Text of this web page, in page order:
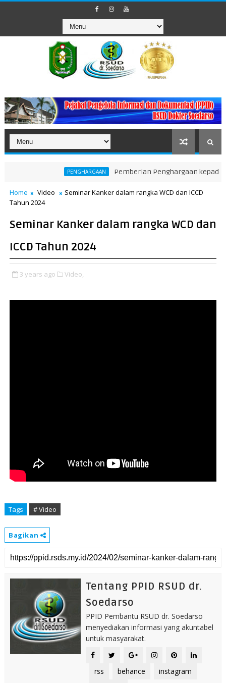
PENGHARGAAN Pemberian Penghargaan kepada Unit
Home Video
Seminar Kanker dalam rangka WCD dan ICCD
Tahun 2024
Seminar Kanker dalam rangka WCD dan
ICCD Tahun 2024
3 years ago Video,
Tags # Video
Bagikan
Tentang PPID RSUD dr.
Soedarso
PPID Pembantu RSUD dr. Soedarso
menyediakan informasi yang akuntabel
untuk masyarakat.
rss behance
instagram